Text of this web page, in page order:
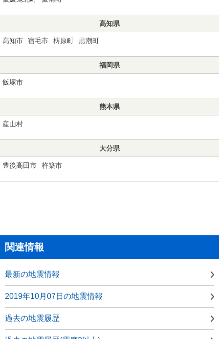
高知県
高知市 宿毛市 梼原町 黒潮町
福岡県
飯塚市
熊本県
産山村
大分県
豊後高田市 杵築市
関連情報
最新の地震情報
2019年10月07日の地震情報
過去の地震履歴